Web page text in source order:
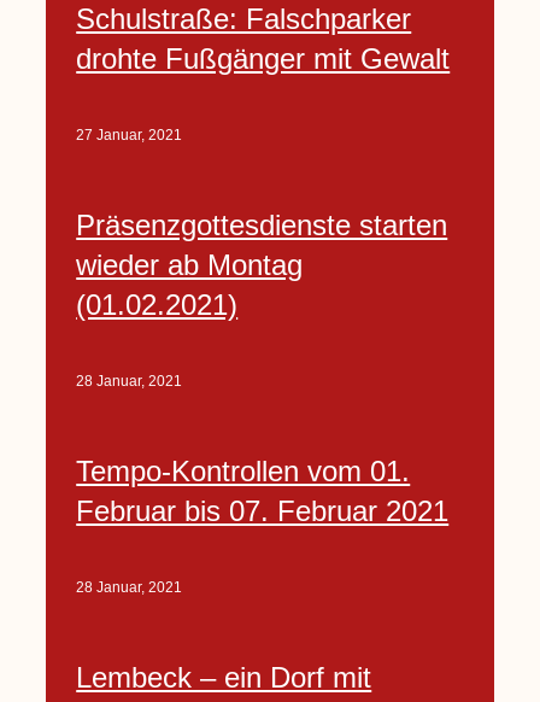
Schulstraße: Falschparker
drohte Fußgänger mit Gewalt
27 Januar, 2021
Präsenzgottesdienste starten
wieder ab Montag
(01.02.2021)
28 Januar, 2021
Tempo-Kontrollen vom 01.
Februar bis 07. Februar 2021
28 Januar, 2021
Lembeck – ein Dorf mit